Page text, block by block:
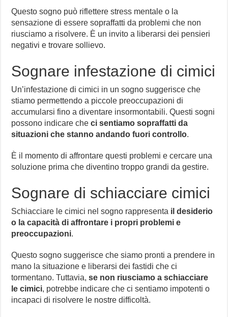
Questo sogno può riflettere stress mentale o la
sensazione di essere sopraffatti da problemi che non
riusciamo a risolvere. È un invito a liberarsi dei pensieri
negativi e trovare sollievo.
Sognare infestazione di cimici
Un’infestazione di cimici in un sogno suggerisce che
stiamo permettendo a piccole preoccupazioni di
accumularsi fino a diventare insormontabili. Questi sogni
possono indicare checi sentiamo sopraffatti da
situazioni che stanno andando fuori controllo.
È il momento di affrontare questi problemi e cercare una
soluzione prima che diventino troppo grandi da gestire.
Sognare di schiacciare cimici
Schiacciare le cimici nel sogno rappresenta il desiderio
o la capacità di affrontare i propri problemi e
preoccupazioni.
Questo sogno suggerisce che siamo pronti a prendere in
mano la situazione e liberarsi dei fastidi che ci
tormentano. Tuttavia,se non riusciamo a schiacciare
le cimici, potrebbe indicare che ci sentiamo impotenti o
incapaci di risolvere le nostre difficoltà.